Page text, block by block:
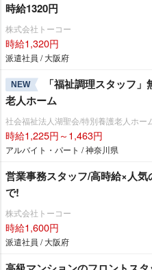
時給1320円
株式会社トーコー
時給1,320円
派遣社員 / 大阪府
NEW
「福祉調理スタッフ
老人ホーム
社会福祉法人湖聖会/特別養護老人ホー
時給1,225円～1,463円
アルバイト・パート / 神奈川県
営業事務スタッフ/高時給×人
で!
株式会社トーコー
時給1,600円
派遣社員 / 大阪府